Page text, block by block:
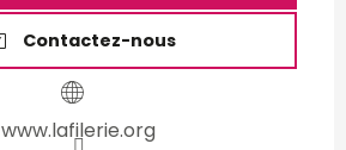
Contactez-nous
www.lafilerie.org